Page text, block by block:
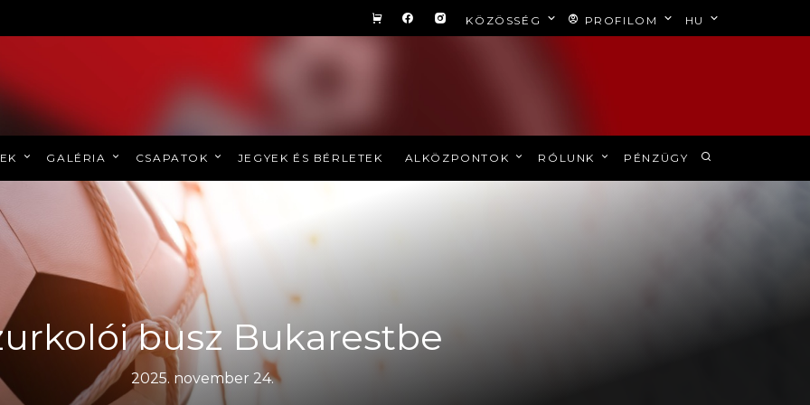
KÖZÖSSÉG PROFILOM HU
GALÉRIA CSAPATOK JEGYEK ÉS BÉRLETEK ALKÖZPONTOK RÓLUNK PÉNZÜGY
busz Bukarestbe
2025. november 24.